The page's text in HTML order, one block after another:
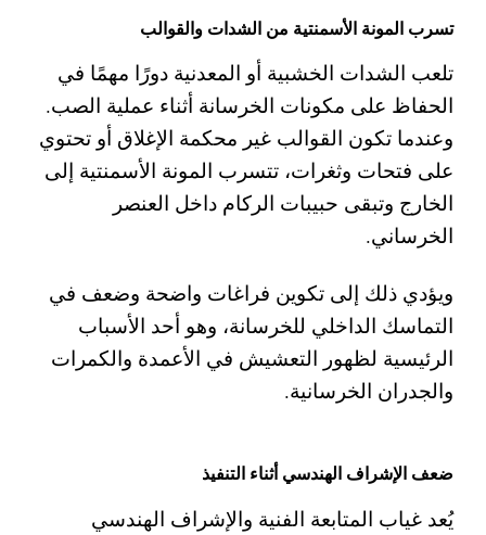
تسرب المونة الأسمنتية من الشدات والقوالب
تلعب الشدات الخشبية أو المعدنية دورًا مهمًا في
الحفاظ على مكونات الخرسانة أثناء عملية الصب.
وعندما تكون القوالب غير محكمة الإغلاق أو تحتوي
على فتحات وثغرات، تتسرب المونة الأسمنتية إلى
الخارج وتبقى حبيبات الركام داخل العنصر
الخرساني.
ويؤدي ذلك إلى تكوين فراغات واضحة وضعف في
التماسك الداخلي للخرسانة، وهو أحد الأسباب
الرئيسية لظهور التعشيش في الأعمدة والكمرات
والجدران الخرسانية.
ضعف الإشراف الهندسي أثناء التنفيذ
يُعد غياب المتابعة الفنية والإشراف الهندسي